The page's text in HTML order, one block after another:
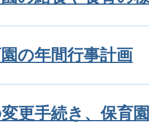
の年間行事計画
更手続き、保育